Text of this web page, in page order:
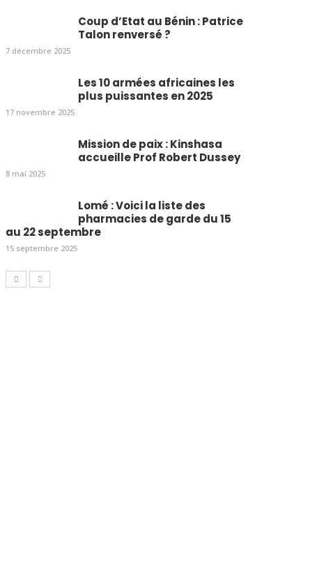
Coup d’Etat au Bénin : Patrice
Talon renversé ?
7 décembre 2025
Les 10 armées africaines les
plus puissantes en 2025
17 novembre 2025
Mission de paix : Kinshasa
accueille Prof Robert Dussey
8 mai 2025
Lomé : Voici la liste des
pharmacies de garde du 15
au 22 septembre
15 septembre 2025